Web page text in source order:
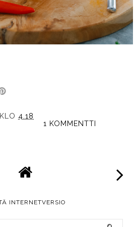
KLO 4.18
1 KOMMENTTI
INTERNETVERSIO